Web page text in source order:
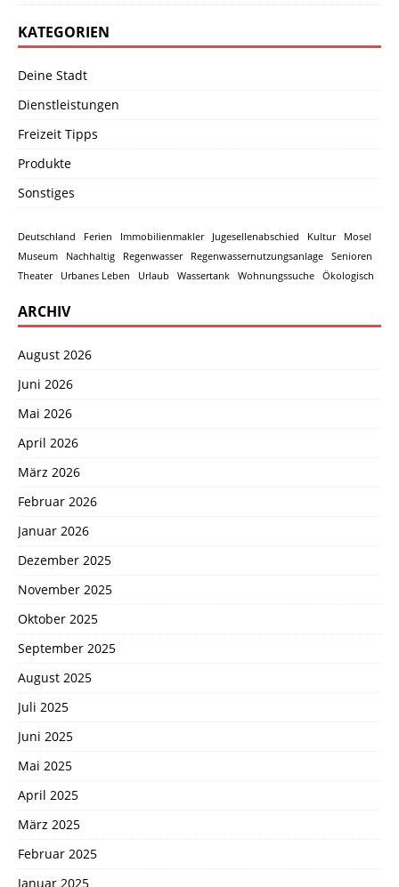
KATEGORIEN
Deine Stadt
Dienstleistungen
Freizeit Tipps
Produkte
Sonstiges
Deutschland Ferien Immobilienmakler Jugesellenabschied Kultur
Mosel
Museum
Nachhaltig Regenwasser Regenwassernutzungsanlage
Senioren
Theater
Urbanes Leben Urlaub Wassertank Wohnungssuche Ökologisch
ARCHIV
August 2026
Juni 2026
Mai 2026
April 2026
März 2026
Februar 2026
Januar 2026
Dezember 2025
November 2025
Oktober 2025
September 2025
August 2025
Juli 2025
Juni 2025
Mai 2025
April 2025
März 2025
Februar 2025
Januar 2025